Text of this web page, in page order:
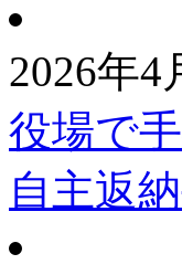
2026年4
役場で
自主返